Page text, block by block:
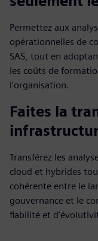
Permettez aux
opérationnelles de
SAS, tout en
les coûts de
l'organisation.
Faites la
Transférez les
cloud et hybrides
cohérente entre le
gouvernance et le
fiabilité et